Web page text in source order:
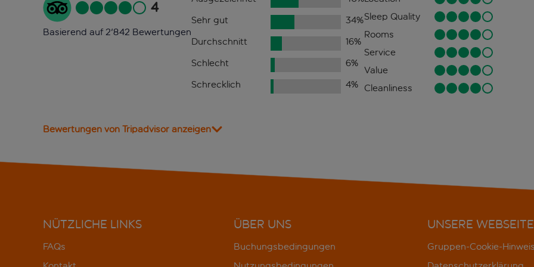
4
Basierend auf 2'842 Bewertungen
Sehr gut
34%
Durchschnitt
16%
Schlecht
6%
Schrecklich
4%
Sleep Quality
Rooms
Service
Value
Cleanliness
Bewertungen von Tripadvisor anzeigen
NÜTZLICHE LINKS
FAQs
ÜBER UNS
Buchungsbedingungen
UNSERE WEBSEITE
Gruppen-Cookie-